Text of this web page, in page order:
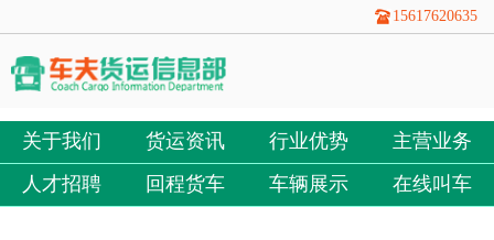
15617620635
关于我们 货运资讯 行业优势
主营业务
人才招聘
回程货车 车辆展示 在线叫车